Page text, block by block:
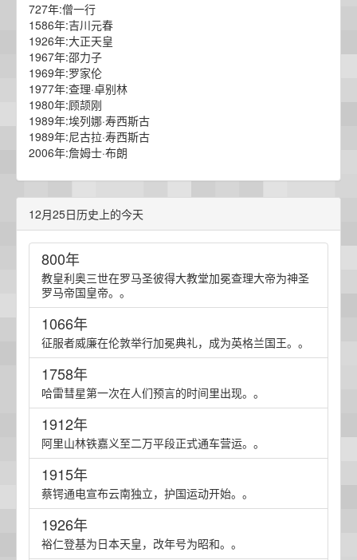
727年:僧一行
1586年:吉川元春
1926年:大正天皇
1967年:邵力子
1969年:罗家伦
1977年:查理·卓别林
1980年:顾颉刚
1989年:埃列娜·寿西斯古
1989年:尼古拉·寿西斯古
2006年:詹姆士·布朗
12月25日历史上的今天
800年
教皇利奥三世在罗马圣彼得大教堂加冕查理大帝为神圣
罗马帝国皇帝。。
1066年
征服者威廉在伦敦举行加冕典礼，成为英格兰国王。。
1758年
哈雷彗星第一次在人们预言的时间里出现。。
1912年
阿里山林铁嘉义至二万平段正式通车营运。。
1915年
蔡锷通电宣布云南独立，护国运动开始。。
1926年
裕仁登基为日本天皇，改年号为昭和。。